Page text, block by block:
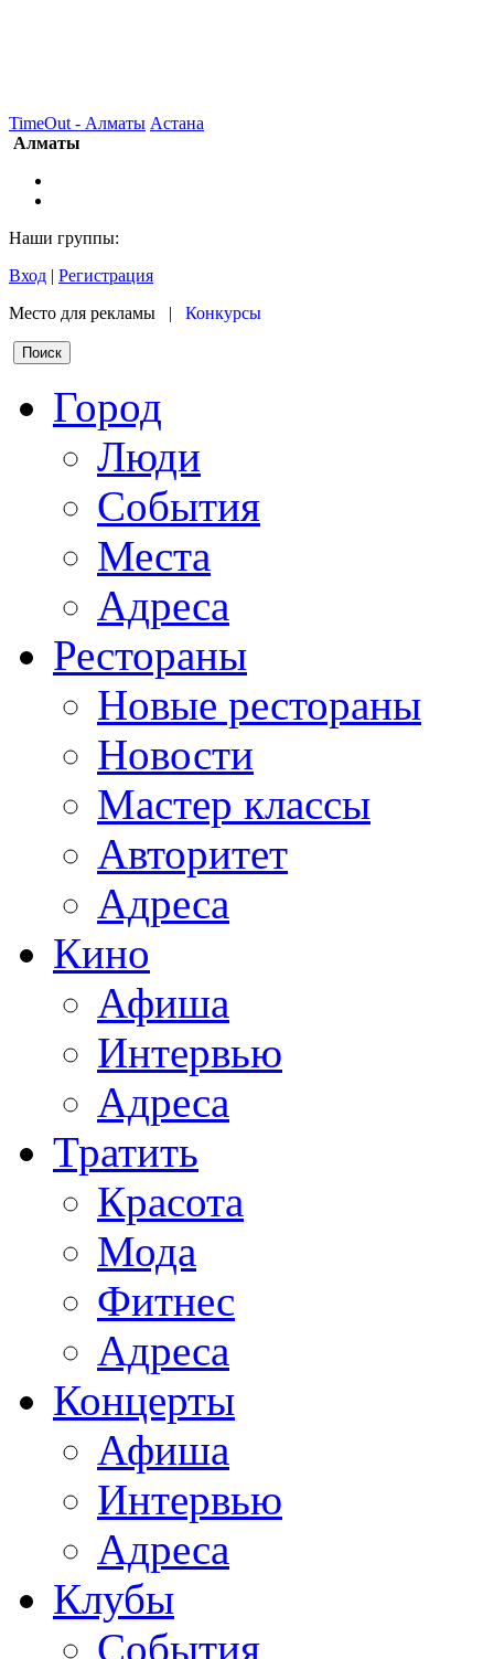
TimeOut - Алматы Астана
Алматы
Наши группы:
Вход | Регистрация
Место для рекламы | Конкурсы
Город
Люди
События
Места
Адреса
Рестораны
Новые рестораны
Новости
Мастер классы
Авторитет
Адреса
Кино
Афиша
Интервью
Адреса
Тратить
Красота
Мода
Фитнес
Адреса
Концерты
Афиша
Интервью
Адреса
Клубы
События